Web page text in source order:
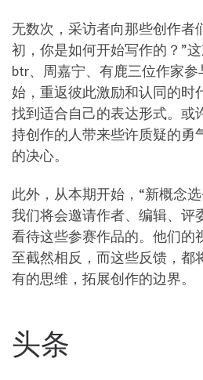
无数次，采访者向那些创作者
初，你是如何开始写作的？”
btr、周嘉宁、有鹿三位作家
始，重返彼此激励和认同的时
找到适合自己的表达形式。或
持创作的人带来些许质疑的勇
的决心。
此外，从本期开始，“新概念
我们将会邀请作者、编辑、评
看待这些参赛作品的。他们的
至截然相反，而这些反馈，都
有的思维，拓展创作的边界。
头条